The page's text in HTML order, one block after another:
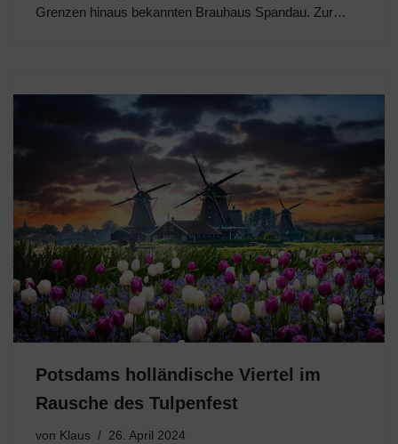
Grenzen hinaus bekannten Brauhaus Spandau. Zur…
Potsdams holländische Viertel im
Rausche des Tulpenfest
von Klaus 26. April 2024